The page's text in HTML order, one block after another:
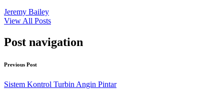
Jeremy Bailey
View All Posts
Post navigation
Previous Post
Sistem Kontrol Turbin Angin Pintar